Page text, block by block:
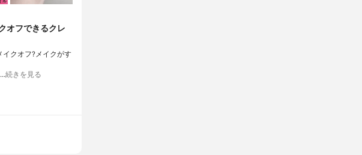
オフできるクレ
イクオフ?メイクがす
…続きを見る